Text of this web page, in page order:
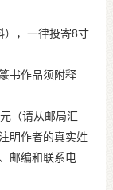
，一律投寄8寸
书作品须附释
（请从邮局汇
明作者的真实姓
邮编和联系电